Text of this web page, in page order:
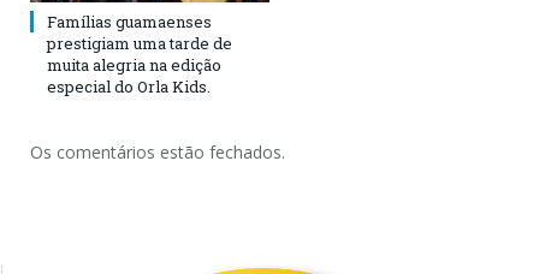
Famílias guamaenses
prestigiam uma tarde de
muita alegria na edição
especial do Orla Kids.
Os comentários estão fechados.